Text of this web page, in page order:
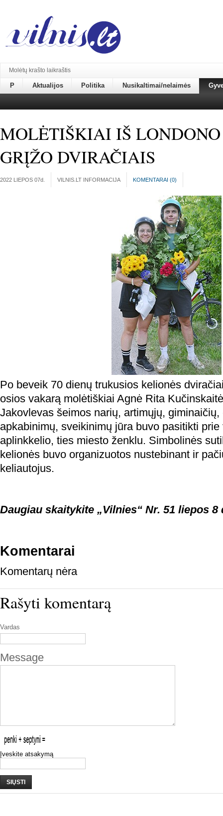
Molėtų krašto laikraštis
P Aktualijos Politika Nusikaltimai/nelaimės
MOLĖTIŠKIAI IŠ
GRĮŽO DVIRAČIAIS
2022 LIEPOS 07d. VILNIS.LT INFORMACIJA KOMENTARAI (0)
Po beveik 70 dienų trukusios kelionės
osios vakarą molėtiškiai Agnė Rita
Jakovlevas šeimos narių, artimųjų,
apkabinimų, sveikinimų jūra buvo pasitikti
aplinkkelio, ties miesto ženklu. Simbolinės
kelionės buvo organizuotos nustebinant ir
keliautojus.
Daugiau skaitykite „Vilnies“ Nr. 51 liepos 8
Komentarai
Komentarų nėra
Rašyti komentarą
Vardas
Message
Įveskite atsakymą
SIŲSTI